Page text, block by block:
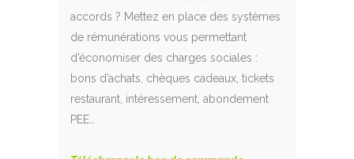
accords ? Mettez en place des systèmes
de rémunérations vous permettant
d’économiser des charges sociales :
bons d’achats, chèques cadeaux, tickets
restaurant, intéressement, abondement
PEE…